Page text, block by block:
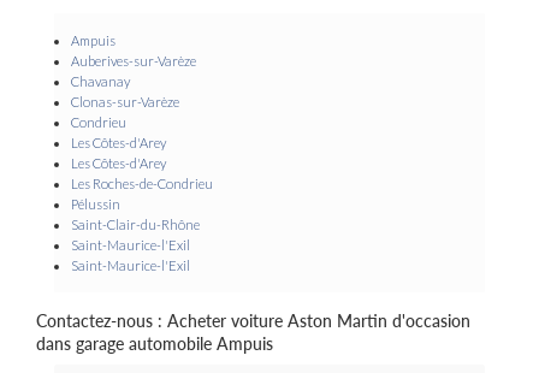
Ampuis
Auberives-sur-Varèze
Chavanay
Clonas-sur-Varèze
Condrieu
Les Côtes-d'Arey
Les Côtes-d'Arey
Les Roches-de-Condrieu
Pélussin
Saint-Clair-du-Rhône
Saint-Maurice-l'Exil
Saint-Maurice-l'Exil
Contactez-nous : Acheter voiture Aston Martin d'occasion
dans garage automobile Ampuis